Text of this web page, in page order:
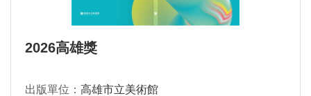
2026高雄獎
出版單位： 高雄市立美術館